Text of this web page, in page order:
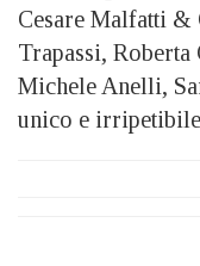
Cesare Malfatti
Trapassi,
Michele Anelli,
unico e